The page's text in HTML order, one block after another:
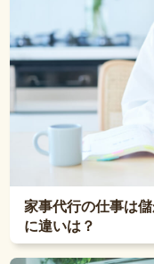
家事代行の仕事は
に違いは？